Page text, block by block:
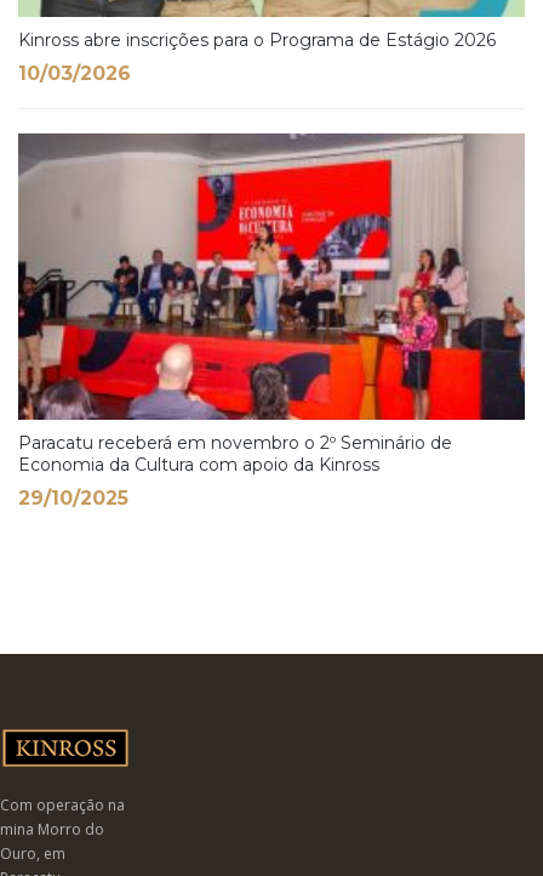
Kinross abre inscrições para o Programa de Estágio 2026
10/03/2026
Paracatu receberá em novembro o 2º Seminário de
Economia da Cultura com apoio da Kinross
29/10/2025
Com operação na
mina Morro do
Ouro, em